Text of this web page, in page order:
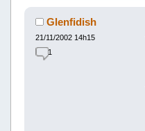
Glenfidish
21/11/2002 14h15
1